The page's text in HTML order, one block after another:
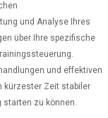
und Analyse Ihres
über Ihre spezifische
und effektiven
kürzester Zeit stabiler
starten zu können.